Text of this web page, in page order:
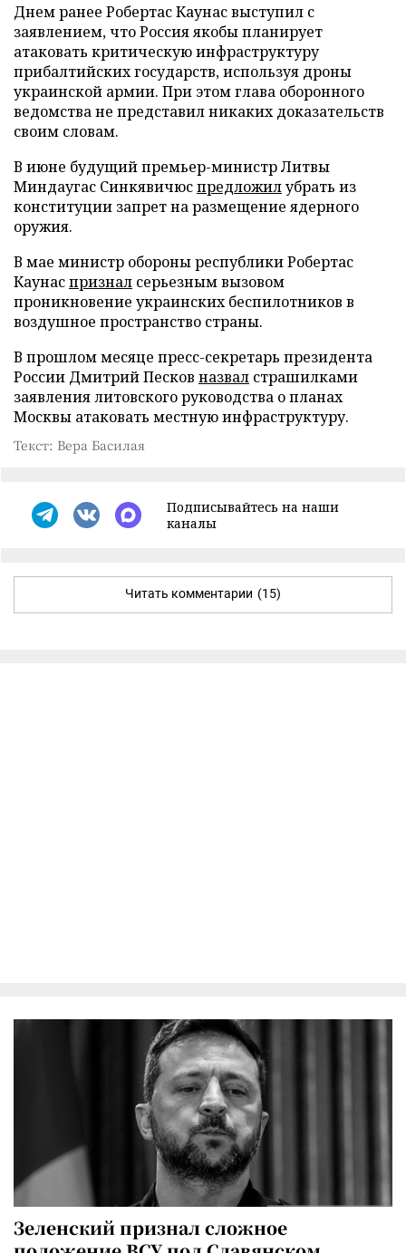
Днем ранее Робертас Каунас выступил с
заявлением, что Россия якобы планирует
атаковать критическую инфраструктуру
прибалтийских государств, используя дроны
украинской армии. При этом глава оборонного
ведомства не представил никаких доказательств
своим словам.
В июне будущий премьер-министр Литвы
Миндаугас Синкявичюспредложилубрать из
конституции запрет на размещение ядерного
оружия.
В мае министр обороны республики Робертас
Каунаспризнал серьезным вызовом
проникновение украинских беспилотников в
воздушное пространство страны.
В прошлом месяце пресс-секретарь президента
России Дмитрий Песков назвал страшилками
заявления литовского руководства о планах
Москвы атаковать местную инфраструктуру.
Текст: Вера Басилая
Подписывайтесь на наши
каналы
Читать комментарии (15)
Зеленский признал сложное